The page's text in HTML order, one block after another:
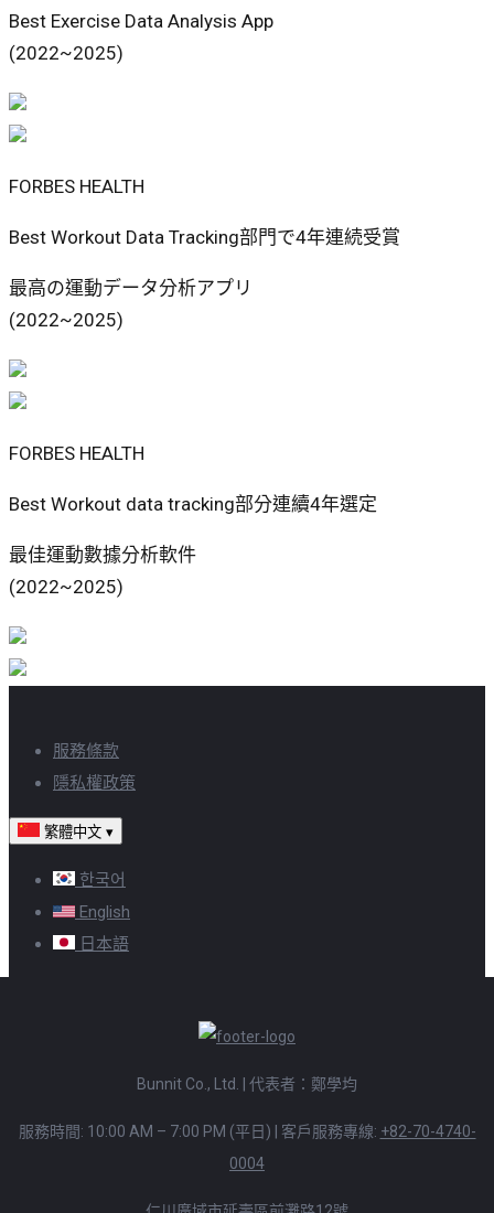
Best Exercise Data Analysis App
(2022~2025)
FORBES HEALTH
Best Workout Data Tracking部門で4年連続受賞
最高の運動データ分析アプリ
(2022~2025)
FORBES HEALTH
Best Workout data tracking部分連續4年選定
最佳運動數據分析軟件
(2022~2025)
服務條款
隱私權政策
繁體中文 ▾
한국어
English
日本語
Bunnit Co., Ltd. | 代表者：鄭學均
服務時間: 10:00 AM – 7:00 PM (平日) 客戶服務專線: +82-70-4740-
0004